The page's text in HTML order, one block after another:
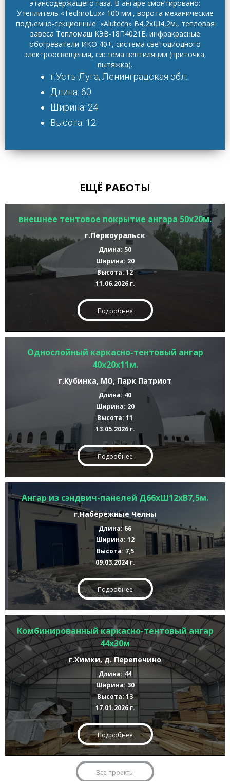
этансодержащего газа. В ангаре смонтировано:
Утеплитель «TechnoLux» 100 мм., ворота механические
подъемно-секционные «Alutech» В4,2хШ4,2м., тепловая
завеса Тепломаш КЭВ-18П4021Е, инфракрасные
обогреватели ИКО 40+, система светодиодного
электроосвещения, система вентиляции (приточка,
вытяжка).
г.Усть-Луга, Ленинградская обл.
Длина: 60
Ширина: 24
Высота: 12
ЕЩЁ РАБОТЫ
внешнее тентовое покрытие ангара 50х20м.
г.Первоуральск
Длина: 50
Ширина: 20
Высота: 12
11.06.2026 г.
Подробнее
Однослойный каркасно-тентовый ангар
40х20х11м.
г.Кубинка, МО, Парк Патриот
Длина: 40
Ширина: 20
Высота: 11
13.05.2026 г.
Подробнее
Ангар из сэндвич-панелей Д66хШ12хВ7,5м.
г.Набережные Челны
Длина: 66
Ширина: 12
Высота: 7,5
09.03.2024 г.
Подробнее
Комбинированный каркасно-тентовый ангар
44х30м
г.Химки, д. Перепечино
Длина: 44
Ширина: 30
Высота: 13
17.01.2026 г.
Подробнее
Все проекты